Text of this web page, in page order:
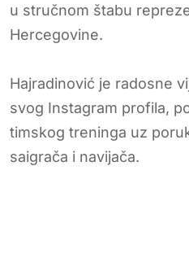
u stručnom štabu
Hercegovine.
Hajradinović je radosne
svog Instagram profila,
timskog treninga uz
saigrača i navijača.